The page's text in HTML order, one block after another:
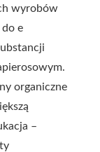
wyrobów
e
organiczne
–